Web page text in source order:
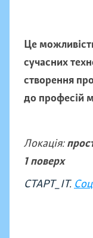
Це
сучасних
створення
до професій
Локація:
1 поверх
СТАРТ_ІТ.